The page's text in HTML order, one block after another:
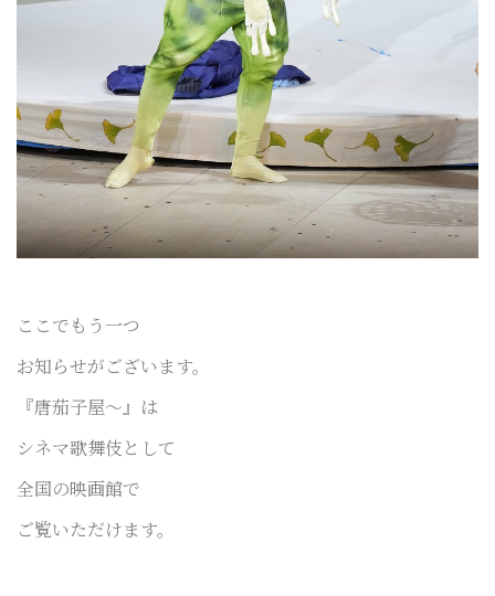
ここでもう一つ
お知らせがございます。
『唐茄子屋〜』は
シネマ歌舞伎として
全国の映画館で
ご覧いただけます。